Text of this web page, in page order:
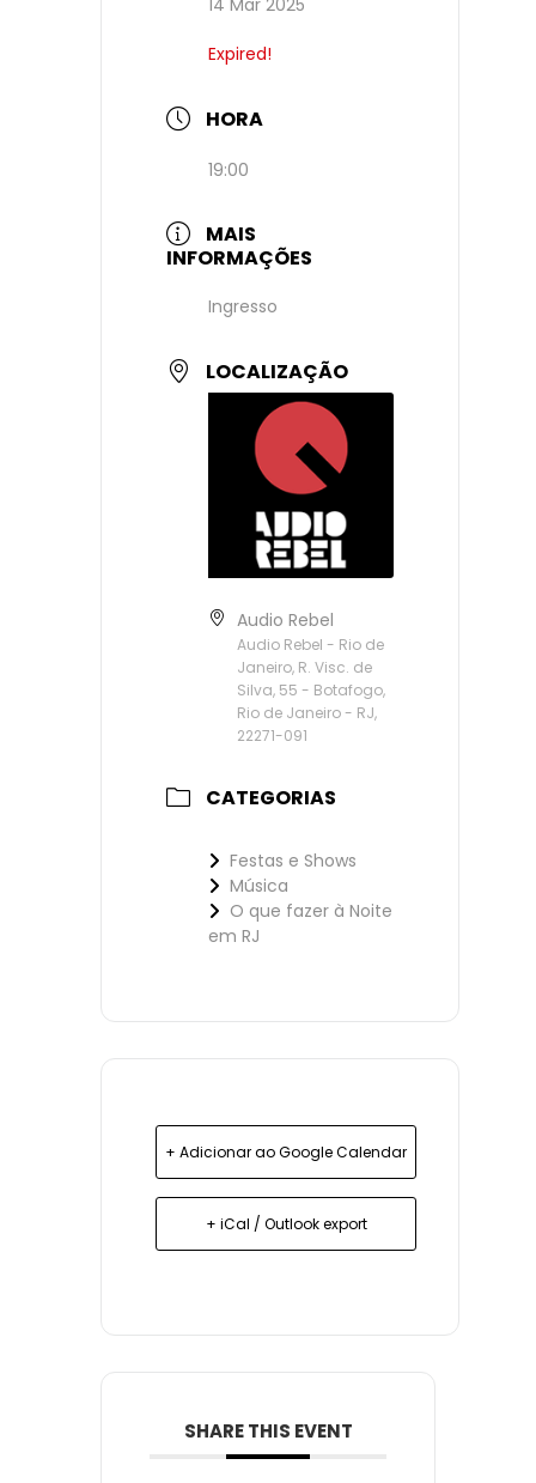
14 Mar 2025
Expired!
HORA
19:00
MAIS
INFORMAÇÕES
Ingresso
LOCALIZAÇÃO
Audio Rebel
Audio Rebel - Rio de
Janeiro, R. Visc. de
Silva, 55 - Botafogo,
Rio de Janeiro - RJ,
22271-091
CATEGORIAS
Festas e Shows
Música
O que fazer à Noite
em RJ
+ Adicionar ao Google Calendar
+ iCal / Outlook export
SHARE THIS EVENT